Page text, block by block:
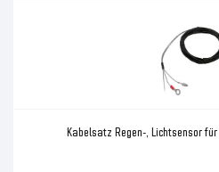
Kabelsatz Regen-, Lichtsensor